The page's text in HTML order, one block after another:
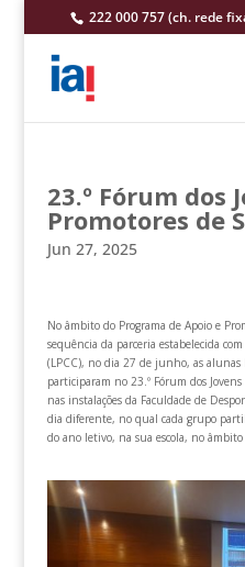
222 000 757 (ch. rede
23.º Fórum dos
Promotores de
Jun 27, 2025
No âmbito do Programa de Apoio e
sequência da parceria estabelecida
(LPCC), no dia 27 de junho, as alunas
participaram no 23.º Fórum dos
nas instalações da Faculdade de
dia diferente, no qual cada grupo
do ano letivo, na sua escola, no